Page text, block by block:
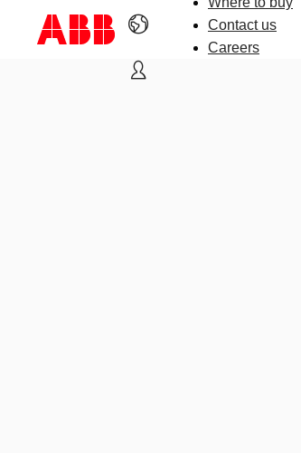
Contact us
Careers